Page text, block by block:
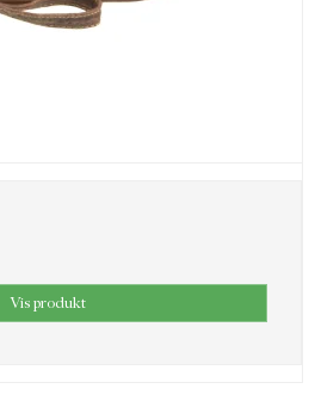
Vis produkt